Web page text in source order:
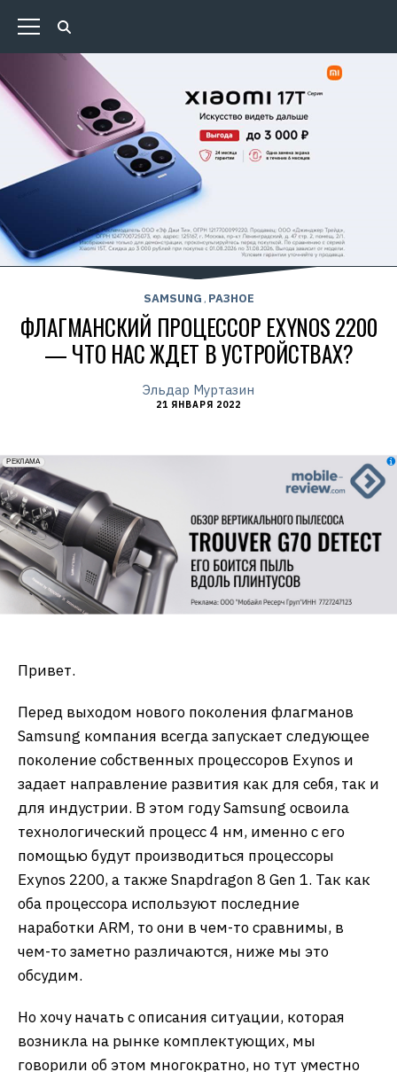
SAMSUNG , РАЗНОЕ
ФЛАГМАНСКИЙ ПРОЦЕССОР EXYNOS 2200
— ЧТО НАС ЖДЕТ В УСТРОЙСТВАХ?
Эльдар Муртазин
21 ЯНВАРЯ 2022
erid: 2VfnxxmNzs5
РЕКЛАМА
Привет.
Перед выходом нового поколения флагманов
Samsung компания всегда запускает следующее
поколение собственных процессоров Exynos и
задает направление развития как для себя, так и
для индустрии. В этом году Samsung освоила
технологический процесс 4 нм, именно с его
помощью будут производиться процессоры
Exynos 2200, а также Snapdragon 8 Gen 1. Так как
оба процессора используют последние
наработки ARM, то они в чем-то сравнимы, в
чем-то заметно различаются, ниже мы это
обсудим.
Но хочу начать с описания ситуации, которая
возникла на рынке комплектующих, мы
говорили об этом многократно, но тут уместно